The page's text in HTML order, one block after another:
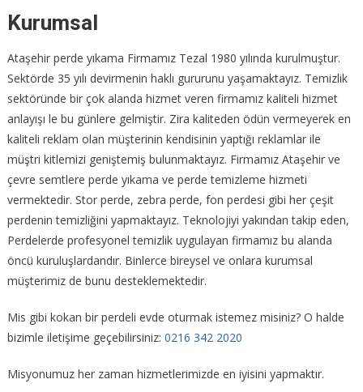
Kurumsal
Ataşehir perde yıkama Firmamız Tezal 1980 yılında kurulmuştur.
Sektörde 35 yılı devirmenin haklı gururunu yaşamaktayız. Temizlik
sektöründe bir çok alanda hizmet veren firmamız kaliteli hizmet
anlayışı le bu günlere gelmiştir. Zira kaliteden ödün vermeyerek en
kaliteli reklam olan müşterinin kendisinin yaptığı reklamlar ile
müştri kitlemizi geniştemiş bulunmaktayız. Firmamız Ataşehir ve
çevre semtlere perde yıkama ve perde temizleme hizmeti
vermektedir. Stor perde, zebra perde, fon perdesi gibi her çeşit
perdenin temizliğini yapmaktayız. Teknolojiyi yakından takip eden,
Perdelerde profesyonel temizlik uygulayan firmamız bu alanda
öncü kuruluşlardandır. Binlerce bireysel ve onlara kurumsal
müşterimiz de bunu desteklemektedir.
Mis gibi kokan bir perdeli evde oturmak istemez misiniz? O halde
bizimle iletişime geçebilirsiniz: 0216 342 2020
Misyonumuz her zaman hizmetlerimizde en iyisini yapmaktır.